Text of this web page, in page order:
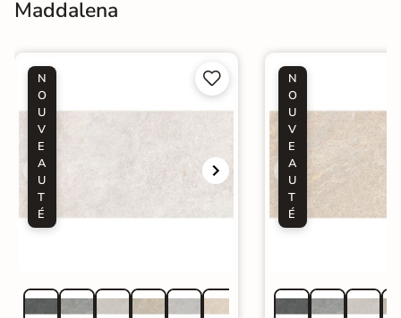
Maddalena
N
O
U
V
E
A
U
T
É


N
O
U
V
E
A
U
T
É